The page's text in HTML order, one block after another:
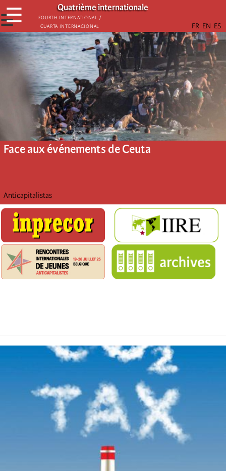
Aller
au
contenu
principal
Quatrième internationale
Fourth International /
Cuarta Internacional
☰
☰
Face aux événements de Ceuta
Anticapitalistas